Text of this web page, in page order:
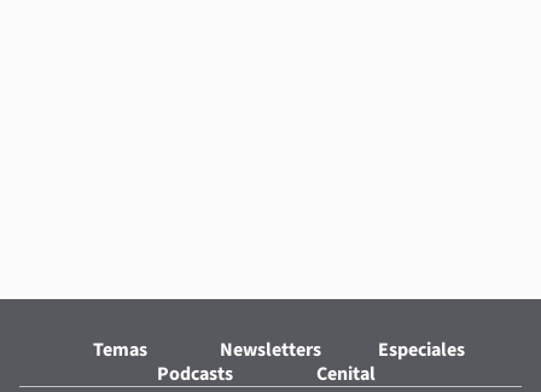
Temas Newsletters
Especiales
Podcasts
Cenital